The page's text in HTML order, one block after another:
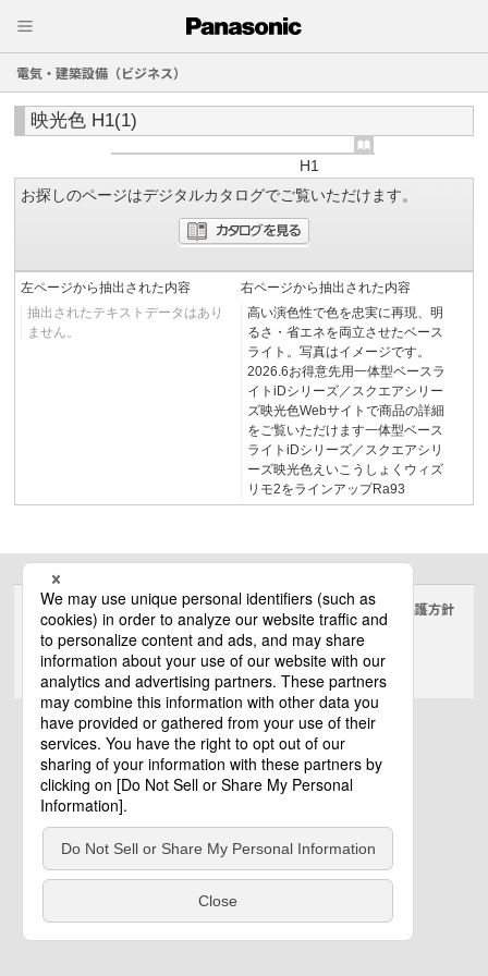
電気・建築設備（ビジネス）
映光色 H1(1)
H1
お探しのページはデジタルカタログでご覧いただけます。
左ページから抽出された内容
抽出されたテキストデータはあり
ません。
右ページから抽出された内容
高い演色性で色を忠実に再現、明
るさ・省エネを両立させたベース
ライト。写真はイメージです。
2026.6お得意先用一体型ベースラ
イトiDシリーズ／スクエアシリー
ズ映光色Webサイトで商品の詳細
をご覧いただけます一体型ベース
ライトiDシリーズ／スクエアシリ
ーズ映光色えいこうしょくウィズ
リモ2をラインアップRa93
サイトのご利用にあたって クッキーポリシー 個人情報保護方針
電気・建築設備（ビジネス）
© Panasonic Electric Works Co., Ltd.